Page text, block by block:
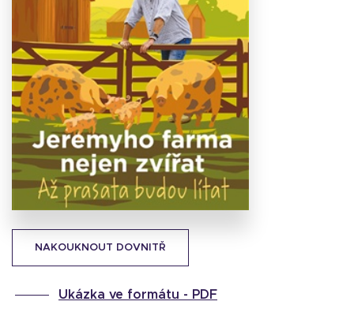
NAKOUKNOUT DOVNITŘ
Ukázka ve formátu - PDF